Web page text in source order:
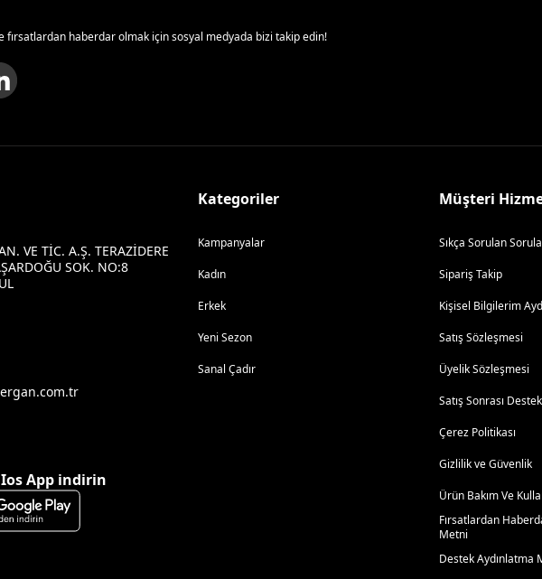
fırsatlardan haberdar olmak için sosyal medyada bizi takip edin!
VE TİC. A.Ş. TERAZİDERE
SOK. NO:8
App indirin
Kategoriler
Kampanyalar
Kadın
Erkek
Yeni Sezon
Sanal Çadır
Müşteri
Sıkça Sorulan
Sipariş Takip
Kişisel Bilgilerim
Satış Sözleşmesi
Üyelik Sözleşmesi
Satış Sonrası Destek
Çerez Politikası
Gizlilik ve Güvenlik
Ürün Bakım Ve
Fırsatlardan
Metni
Destek Aydınlatma